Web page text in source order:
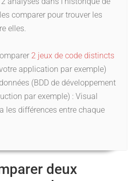
comparer pour trouver les
elles.
2 jeux de code distincts
application par exemple)
(BDD de développement
par exemple) : Visual
les différences entre chaque
deux